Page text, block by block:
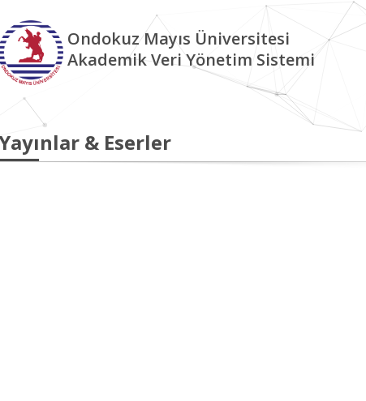
Ondokuz Mayıs Üniversitesi
Akademik Veri Yönetim Sistemi
& Eserler